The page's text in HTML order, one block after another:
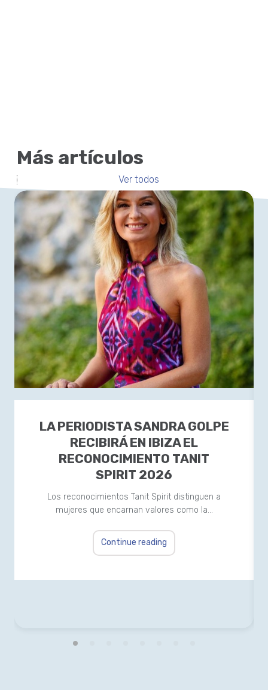
Más artículos
Ver todos
LA PERIODISTA SANDRA GOLPE
RECIBIRÁ EN IBIZA EL
RECONOCIMIENTO TANIT
SPIRIT 2026
Los reconocimientos Tanit Spirit distinguen a
mujeres que encarnan valores como la…
Continue reading